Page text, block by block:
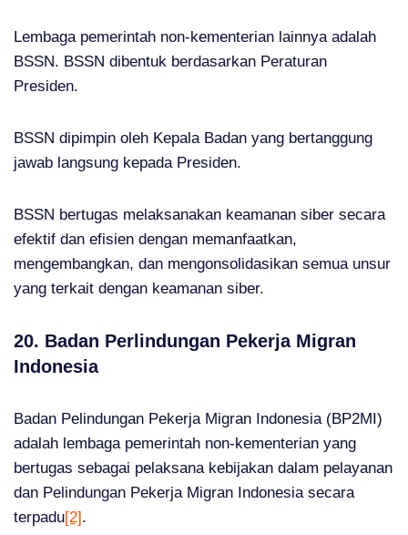
Lembaga pemerintah non-kementerian lainnya adalah
BSSN. BSSN dibentuk berdasarkan Peraturan
Presiden.
BSSN dipimpin oleh Kepala Badan yang bertanggung
jawab langsung kepada Presiden.
BSSN bertugas melaksanakan keamanan siber secara
efektif dan efisien dengan memanfaatkan,
mengembangkan, dan mengonsolidasikan semua unsur
yang terkait dengan keamanan siber.
20. Badan Perlindungan Pekerja Migran
Indonesia
Badan Pelindungan Pekerja Migran Indonesia (BP2MI)
adalah lembaga pemerintah non-kementerian yang
bertugas sebagai pelaksana kebijakan dalam pelayanan
dan Pelindungan Pekerja Migran Indonesia secara
terpadu[2].